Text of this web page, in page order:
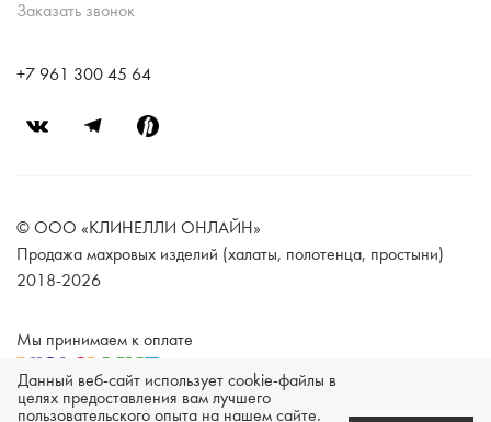
Заказать звонок
+7 961 300 45 64
© ООО «КЛИНЕЛЛИ ОНЛАЙН»
Продажа махровых изделий (халаты, полотенца, простыни)
2018-2026
Мы принимаем к оплате
Данный веб-сайт использует cookie-файлы в
целях предоставления вам лучшего
пользовательского опыта на нашем сайте.